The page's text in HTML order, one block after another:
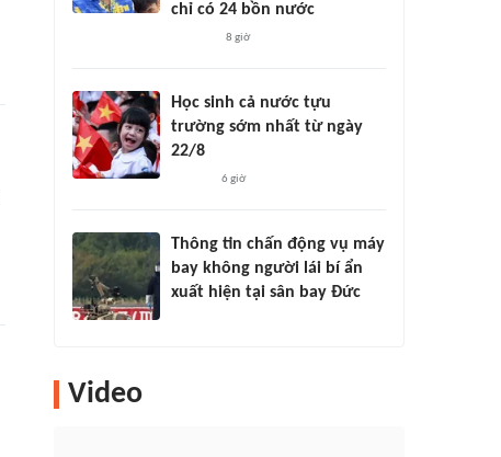
chỉ có 24 bồn nước
8 giờ
Học sinh cả nước tựu
trường sớm nhất từ ngày
22/8
6 giờ
Thông tin chấn động vụ máy
bay không người lái bí ẩn
xuất hiện tại sân bay Đức
Video